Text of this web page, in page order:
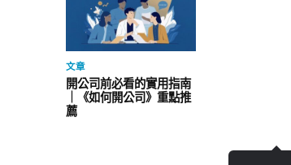
文章
開公司前必看的實用指南
｜《如何開公司》重點推
薦